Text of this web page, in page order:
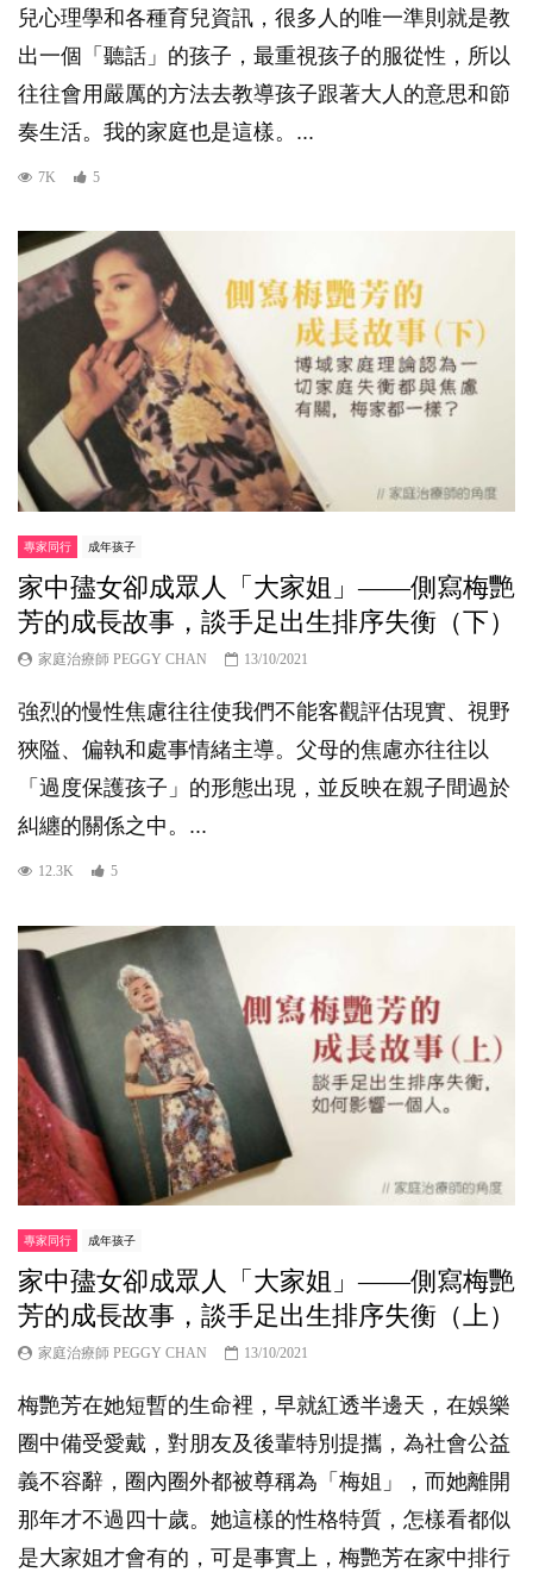
兒心理學和各種育兒資訊，很多人的唯一準則就是教
出一個「聽話」的孩子，最重視孩子的服從性，所以
往往會用嚴厲的方法去教導孩子跟著大人的意思和節
奏生活。我的家庭也是這樣。...
7K 5
專家同行 成年孩子
家中孻女卻成眾人「大家姐」——側寫梅艷
芳的成長故事，談手足出生排序失衡（下）
家庭治療師 PEGGY CHAN 13/10/2021
強烈的慢性焦慮往往使我們不能客觀評估現實、視野
狹隘、偏執和處事情緒主導。父母的焦慮亦往往以
「過度保護孩子」的形態出現，並反映在親子間過於
糾纏的關係之中。...
12.3K 5
專家同行 成年孩子
家中孻女卻成眾人「大家姐」——側寫梅艷
芳的成長故事，談手足出生排序失衡（上）
家庭治療師 PEGGY CHAN 13/10/2021
梅艷芳在她短暫的生命裡，早就紅透半邊天，在娛樂
圈中備受愛戴，對朋友及後輩特別提攜，為社會公益
義不容辭，圈內圈外都被尊稱為「梅姐」，而她離開
那年才不過四十歲。她這樣的性格特質，怎樣看都似
是大家姐才會有的，可是事實上，梅艷芳在家中排行